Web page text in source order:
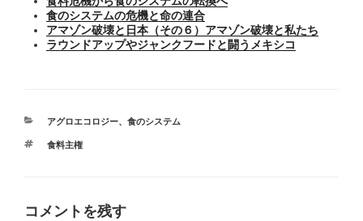
食のシステムの危機と命の連合
アマゾン破壊と日本（その６）アマゾン破壊と私たち
ラウンドアップやジャンクフードと闘うメキシコ
カ
ゴ
アグロエコロジー、 食のシステム
タ
食料主権
コメントを残す